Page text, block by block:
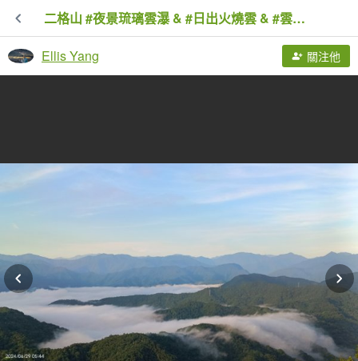
二格山 #夜景琉璃雲瀑 & #日出火燒雲 & #雲海流瀑 6/28&29
Ellis Yang 關注他